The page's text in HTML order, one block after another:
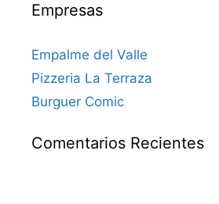
Empresas
Empalme del Valle
Pizzeria La Terraza
Burguer Comic
Comentarios Recientes